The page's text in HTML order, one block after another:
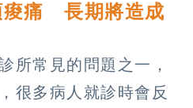
痠痛 長期將造成
所常見的問題之一，
很多病人就診時會反